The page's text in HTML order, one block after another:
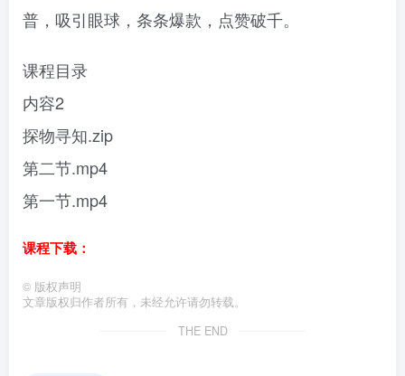
普，吸引眼球，条条爆款，点赞破千。
课程目录
内容2
探物寻知.zip
第二节.mp4
第一节.mp4
课程下载：
© 版权声明
文章版权归作者所有，未经允许请勿转载。
THE END